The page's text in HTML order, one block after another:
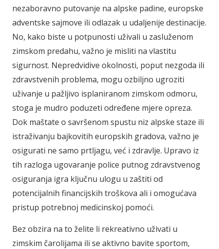
nezaboravno putovanje na alpske padine, europske
adventske sajmove ili odlazak u udaljenije destinacije.
No, kako biste u potpunosti uživali u zasluženom
zimskom predahu, važno je misliti na vlastitu
sigurnost. Nepredvidive okolnosti, poput nezgoda ili
zdravstvenih problema, mogu ozbiljno ugroziti
uživanje u pažljivo isplaniranom zimskom odmoru,
stoga je mudro poduzeti određene mjere opreza.
Dok maštate o savršenom spustu niz alpske staze ili
istraživanju bajkovitih europskih gradova, važno je
osigurati ne samo prtljagu, već i zdravlje. Upravo iz
tih razloga ugovaranje police putnog zdravstvenog
osiguranja igra ključnu ulogu u zaštiti od
potencijalnih financijskih troškova ali i omogućava
pristup potrebnoj medicinskoj pomoći.
Bez obzira na to želite li rekreativno uživati u
zimskim čarolijama ili se aktivno bavite sportom,